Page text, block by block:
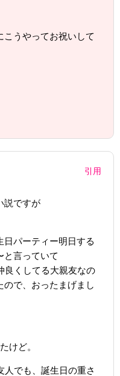
うやってお祝いして
引用
説ですが
日パーティー明日する
と言っていて
良くしてる大親友なの
ので、おったまげまし
けど。
人でも、誕生日の重さ